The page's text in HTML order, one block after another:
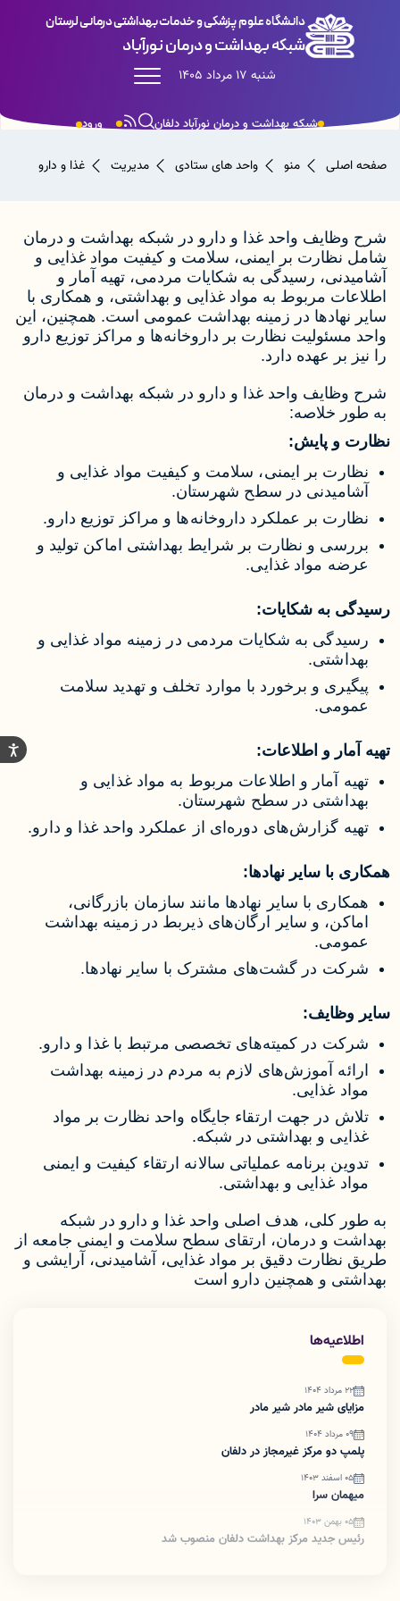
دانشگاه علوم پزشکی و خدمات بهداشتی درمانی لرستان
شبکه بهداشت و درمان نورآباد
شنبه 17 مرداد 1405
ورود شبکه بهداشت و درمان نورآباد دلفان
صفحه اصلی منو واحد های ستادی مدیریت غذا و دارو
شرح وظایف واحد غذا و دارو در شبکه بهداشت و درمان
شامل نظارت بر ایمنی، سلامت و کیفیت مواد غذایی و
آشامیدنی، رسیدگی به شکایات مردمی، تهیه آمار و
اطلاعات مربوط به مواد غذایی و بهداشتی، و همکاری با
سایر نهادها در زمینه بهداشت عمومی است. همچنین، این
واحد مسئولیت نظارت بر داروخانه‌ها و مراکز توزیع دارو
را نیز بر عهده دارد.
شرح وظایف واحد غذا و دارو در شبکه بهداشت و درمان
به طور خلاصه:
نظارت و پایش:
نظارت بر ایمنی، سلامت و کیفیت مواد غذایی و
آشامیدنی در سطح شهرستان.
نظارت بر عملکرد داروخانه‌ها و مراکز توزیع دارو.
بررسی و نظارت بر شرایط بهداشتی اماکن تولید و
عرضه مواد غذایی.
رسیدگی به شکایات:
رسیدگی به شکایات مردمی در زمینه مواد غذایی و
بهداشتی.
پیگیری و برخورد با موارد تخلف و تهدید سلامت
عمومی.
تهیه آمار و اطلاعات:
تهیه آمار و اطلاعات مربوط به مواد غذایی و
بهداشتی در سطح شهرستان.
تهیه گزارش‌های دوره‌ای از عملکرد واحد غذا و دارو.
همکاری با سایر نهادها:
همکاری با سایر نهادها مانند سازمان بازرگانی،
اماکن، و سایر ارگان‌های ذیربط در زمینه بهداشت
عمومی.
شرکت در گشت‌های مشترک با سایر نهادها.
سایر وظایف:
شرکت در کمیته‌های تخصصی مرتبط با غذا و دارو.
ارائه آموزش‌های لازم به مردم در زمینه بهداشت
مواد غذایی.
تلاش در جهت ارتقاء جایگاه واحد نظارت بر مواد
غذایی و بهداشتی در شبکه.
تدوین برنامه عملیاتی سالانه ارتقاء کیفیت و ایمنی
مواد غذایی و بهداشتی.
به طور کلی، هدف اصلی واحد غذا و دارو در شبکه
بهداشت و درمان، ارتقای سطح سلامت و ایمنی جامعه از
طریق نظارت دقیق بر مواد غذایی، آشامیدنی، آرایشی و
بهداشتی و همچنین دارو است
اطلاعیه‌ها
22 مرداد 1404
مزایای شیر مادر شیر مادر
09 مرداد 1404
پلمپ دو مرکز غیرمجاز در دلفان
05 اسفند 1403
میهمان سرا
05 بهمن 1403
رئیس جدید مرکز بهداشت دلفان منصوب شد